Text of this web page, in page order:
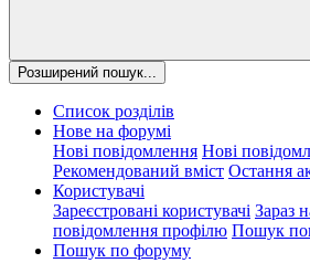
Розширений пошук...
Список розділів
Нове на форумі
Нові повідомлення Нові
Рекомендований вміст Остання
Користувачі
Зареєстровані користувачі Зараз
повідомлення профілю Пошук
Пошук по форуму